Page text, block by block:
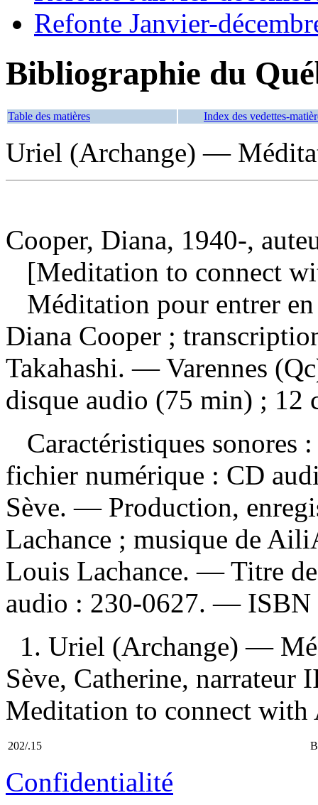
Refonte Janvier-
Bibliographie du
Table des matières Index des vedettes-
Uriel (Archange) —
Cooper, Diana, 1940-,
[Meditation to connect
Méditation pour entrer
Diana Cooper ;
Takahashi. — Varennes
disque audio (75 min) ; 12
Caractéristiques sonores
fichier numérique : CD
Sève. — Production,
Lachance ; musique de
Louis Lachance. — Titre
audio : 230-0627. — ISBN
1. Uriel (Archange) —
Sève, Catherine, narrateur
Meditation to connect
202/.15
Confidentialité